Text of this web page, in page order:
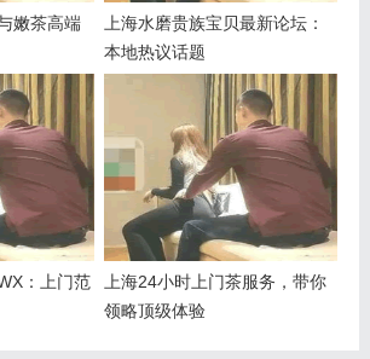
嫩茶高端
上海水磨贵族宝贝最新论坛：
本地热议话题
：上门范
上海24小时上门茶服务，带你
领略顶级体验